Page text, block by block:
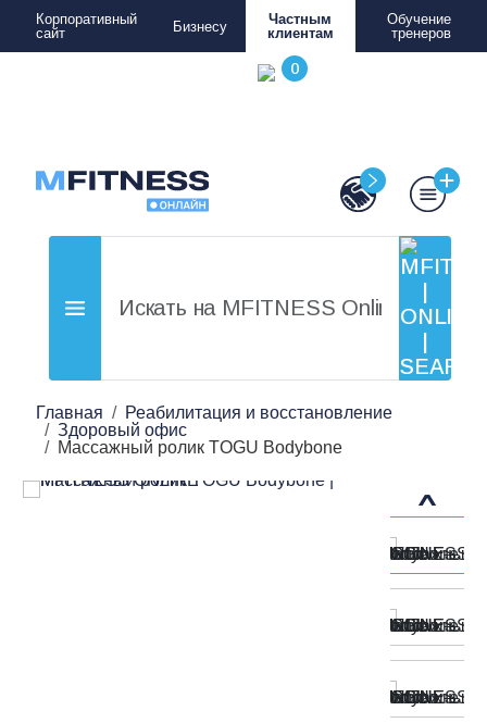
Корпоративный
сайт
Бизнесу
Частным
клиентам
Обучение
тренеров
Главная
Реабилитация и восстановление
Здоровый офис
Массажный ролик TOGU Bodybone